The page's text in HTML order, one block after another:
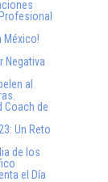
México!
Negativa
al
Coach de
Un Reto
de los
el Día